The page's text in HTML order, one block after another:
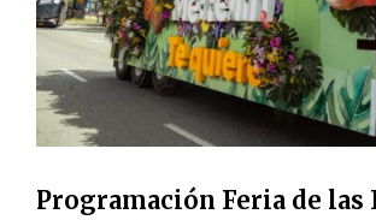
Programación Feria de las